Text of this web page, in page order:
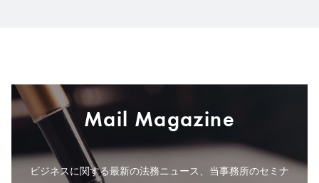
Mail Magazine
ビジネスに関する最新の法務ニュース、当事務所のセミナ